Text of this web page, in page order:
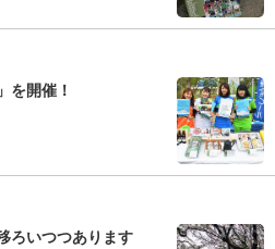
を開催！
ろいつつあります